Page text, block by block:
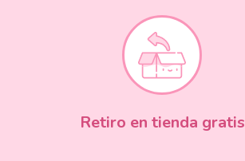
Retiro en tienda gratis